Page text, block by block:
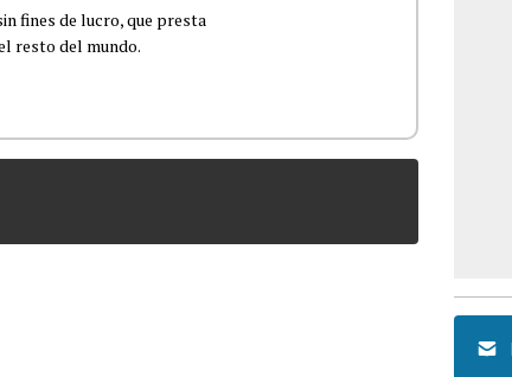
fines de lucro, que presta
resto del mundo.